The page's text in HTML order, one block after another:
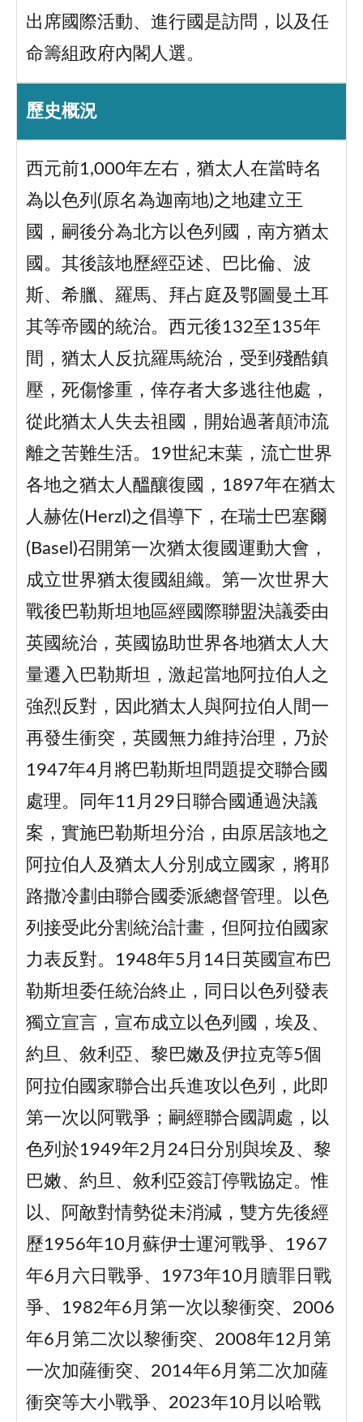
出席國際活動、進行國是訪問，以及任
命籌組政府內閣人選。
歷史概況
西元前1,000年左右，猶太人在當時名
為以色列(原名為迦南地)之地建立王
國，嗣後分為北方以色列國，南方猶太
國。其後該地歷經亞述、巴比倫、波
斯、希臘、羅馬、拜占庭及鄂圖曼土耳
其等帝國的統治。西元後132至135年
間，猶太人反抗羅馬統治，受到殘酷鎮
壓，死傷慘重，倖存者大多逃往他處，
從此猶太人失去祖國，開始過著顛沛流
離之苦難生活。19世紀末葉，流亡世界
各地之猶太人醞釀復國，1897年在猶太
人赫佐(Herzl)之倡導下，在瑞士巴塞爾
(Basel)召開第一次猶太復國運動大會，
成立世界猶太復國組織。第一次世界大
戰後巴勒斯坦地區經國際聯盟決議委由
英國統治，英國協助世界各地猶太人大
量遷入巴勒斯坦，激起當地阿拉伯人之
強烈反對，因此猶太人與阿拉伯人間一
再發生衝突，英國無力維持治理，乃於
1947年4月將巴勒斯坦問題提交聯合國
處理。同年11月29日聯合國通過決議
案，實施巴勒斯坦分治，由原居該地之
阿拉伯人及猶太人分別成立國家，將耶
路撒冷劃由聯合國委派總督管理。以色
列接受此分割統治計畫，但阿拉伯國家
力表反對。1948年5月14日英國宣布巴
勒斯坦委任統治終止，同日以色列發表
獨立宣言，宣布成立以色列國，埃及、
約旦、敘利亞、黎巴嫩及伊拉克等5個
阿拉伯國家聯合出兵進攻以色列，此即
第一次以阿戰爭；嗣經聯合國調處，以
色列於1949年2月24日分別與埃及、黎
巴嫩、約旦、敘利亞簽訂停戰協定。惟
以、阿敵對情勢從未消減，雙方先後經
歷1956年10月蘇伊士運河戰爭、1967
年6月六日戰爭、1973年10月贖罪日戰
爭、1982年6月第一次以黎衝突、2006
年6月第二次以黎衝突、2008年12月第
一次加薩衝突、2014年6月第二次加薩
衝突等大小戰爭、2023年10月以哈戰